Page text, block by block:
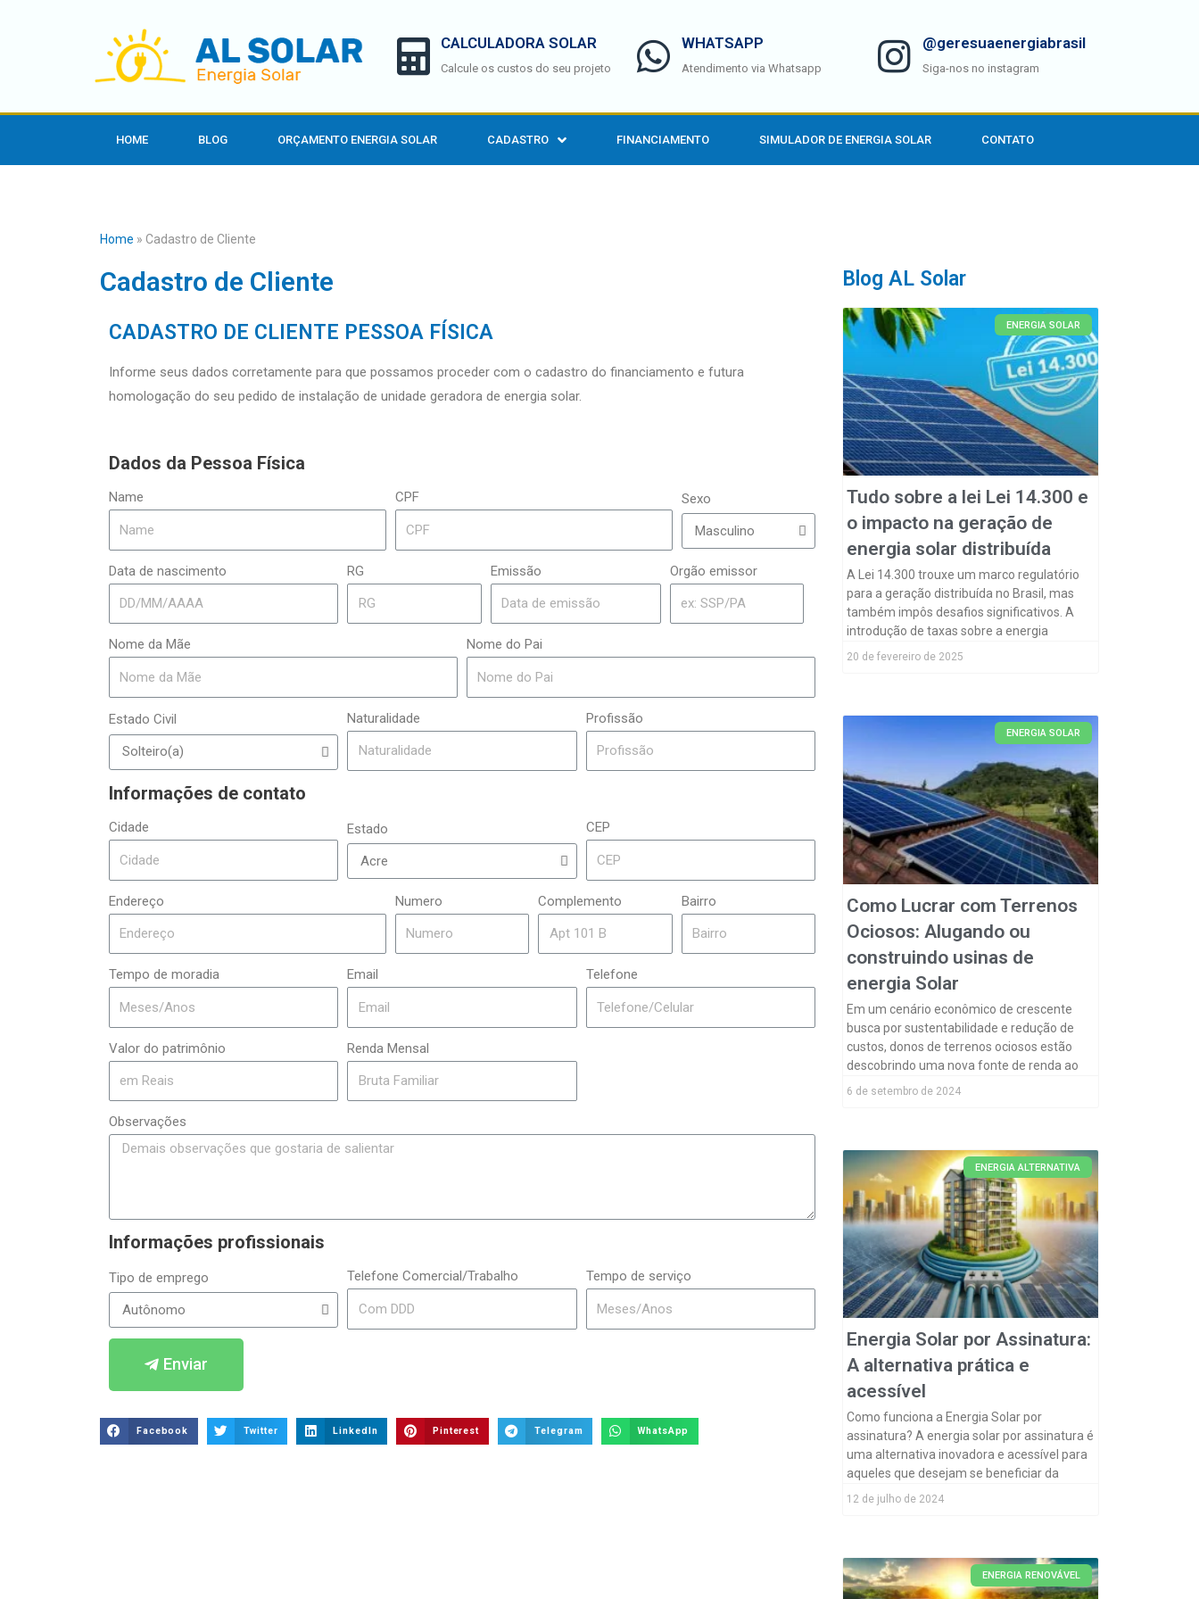
CALCULADORA SOLAR
Calcule os custos do seu projeto
WHATSAPP
Atendimento via Whatsapp
@geresuaenergiabrasil
Siga-nos no instagram
HOME BLOG ORÇAMENTO ENERGIA SOLAR CADASTRO FINANCIAMENTO SIMULADOR DE ENERGIA SOLAR CONTATO
Home » Cadastro de Cliente
Cadastro de Cliente
CADASTRO DE CLIENTE PESSOA FÍSICA
Informe seus dados corretamente para que possamos proceder com o cadastro do financiamento e futura
homologação do seu pedido de instalação de unidade geradora de energia solar.
Dados da Pessoa Física
Name CPF Sexo
Data de nascimento RG Emissão Orgão emissor
Nome da Mãe Nome do Pai
Estado Civil Naturalidade Profissão
Informações de contato
Cidade Estado CEP
Endereço Numero Complemento Bairro
Tempo de moradia Email Telefone
Valor do patrimônio Renda Mensal
Observações
Informações profissionais
Tipo de emprego Telefone Comercial/Trabalho Tempo de serviço
Enviar
Facebook Twitter LinkedIn Pinterest Telegram WhatsApp
Blog AL Solar
ENERGIA SOLAR
Tudo sobre a lei Lei 14.300 e
o impacto na geração de
energia solar distribuída
A Lei 14.300 trouxe um marco regulatório
para a geração distribuída no Brasil, mas
também impôs desafios significativos. A
introdução de taxas sobre a energia
20 de fevereiro de 2025
ENERGIA SOLAR
Como Lucrar com Terrenos
Ociosos: Alugando ou
construindo usinas de
energia Solar
Em um cenário econômico de crescente
busca por sustentabilidade e redução de
custos, donos de terrenos ociosos estão
descobrindo uma nova fonte de renda ao
6 de setembro de 2024
ENERGIA ALTERNATIVA
Energia Solar por Assinatura:
A alternativa prática e
acessível
Como funciona a Energia Solar por
assinatura? A energia solar por assinatura é
uma alternativa inovadora e acessível para
aqueles que desejam se beneficiar da
12 de julho de 2024
ENERGIA RENOVÁVEL